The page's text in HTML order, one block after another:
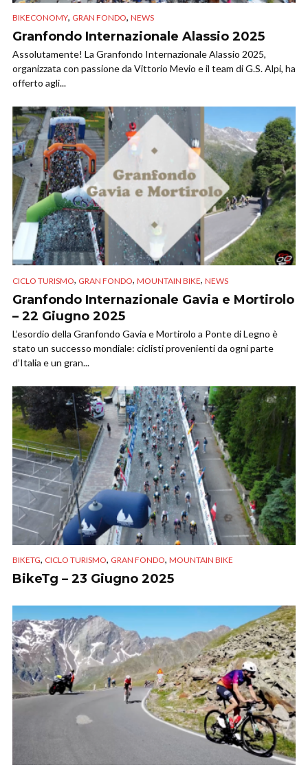
BIKECONOMY, GRAN FONDO, NEWS
Granfondo Internazionale Alassio 2025
Assolutamente! La Granfondo Internazionale Alassio 2025,
organizzata con passione da Vittorio Mevio e il team di G.S. Alpi, ha
offerto agli...
CICLO TURISMO, GRAN FONDO, MOUNTAIN BIKE, NEWS
Granfondo Internazionale Gavia e Mortirolo
– 22 Giugno 2025
L’esordio della Granfondo Gavia e Mortirolo a Ponte di Legno è
stato un successo mondiale: ciclisti provenienti da ogni parte
d’Italia e un gran...
BIKETG, CICLO TURISMO, GRAN FONDO, MOUNTAIN BIKE
BikeTg – 23 Giugno 2025